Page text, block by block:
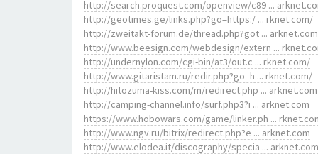
http://search.proquest.com/openview/c89 ...
http://geotimes.ge/links.php?go=https:/ ... rknet.com/
http://zweitakt-forum.de/thread.php?got ... arknet.com
http://www.beesign.com/webdesign/extern ...
http://undernylon.com/cgi-bin/at3/out.c ... rknet.com/
http://www.gitaristam.ru/redir.php?go=h ... rknet.com/
http://hitozuma-kiss.com/m/redirect.php ... arknet.com
http://camping-channel.info/surf.php3?i ... arknet.com
https://www.hobowars.com/game/linker.ph ...
http://www.ngv.ru/bitrix/redirect.php?e ... arknet.com
http://www.elodea.it/discography/specia ... arknet.com